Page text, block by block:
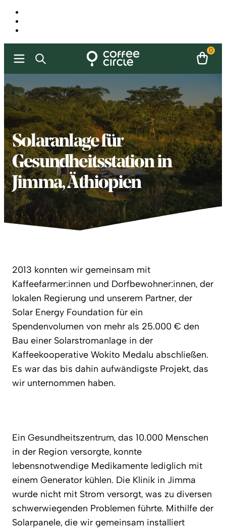
0
Solaranlage für
Gesundheitsstation in
Jimma, Äthiopien
2013 konnten wir gemeinsam mit
Kaffeefarmer:innen und Dorfbewohner:innen, der
lokalen Regierung und unserem Partner, der
Solar Energy Foundation für ein
Spendenvolumen von mehr als 25.000 € den
Bau einer Solarstromanlage in der
Kaffeekooperative Wokito Medalu abschließen.
Es war das bis dahin aufwändigste Projekt, das
wir unternommen haben.
Ein Gesundheitszentrum, das 10.000 Menschen
in der Region versorgte, konnte
lebensnotwendige Medikamente lediglich mit
einem Generator kühlen. Die Klinik in Jimma
wurde nicht mit Strom versorgt, was zu diversen
schwerwiegenden Problemen führte. Mithilfe der
Solarpanele, die wir gemeinsam installiert